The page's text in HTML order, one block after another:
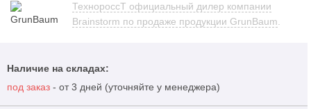
ТехнороссТ официальный дилер компании
Brainstorm по продаже продукции GrunBaum
Наличие на складах:
под заказ - от 3 дней (уточняйте у менеджера)